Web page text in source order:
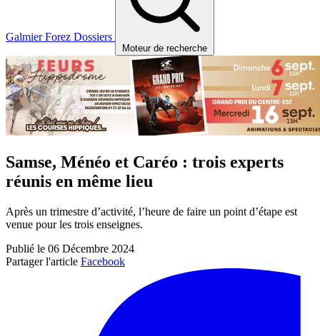
GalmierForez Dossiers
Moteur de recherche
Samse, Ménéo et Caréo : trois experts
réunis en même lieu
Après un trimestre d’activité, l’heure de faire un point d’étape est
venue pour les trois enseignes.
Publié le 06 Décembre 2024
Partager l'article Facebook